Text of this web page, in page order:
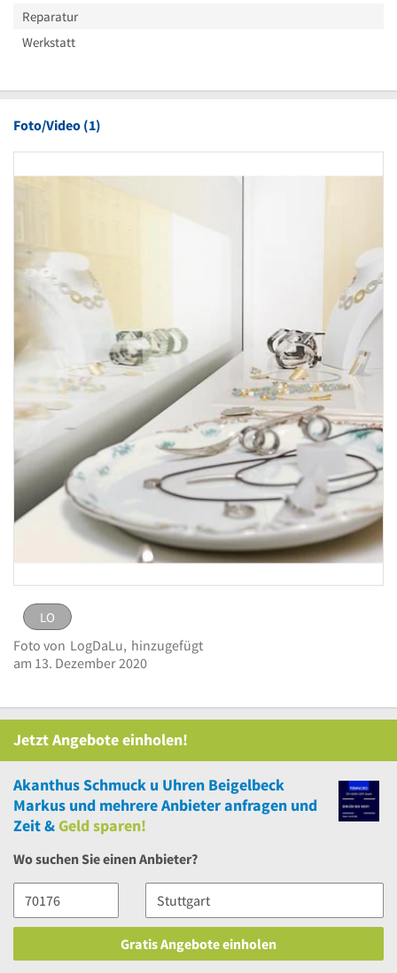
Reparatur
Werkstatt
Foto/Video (1)
Logo Akanthus Schmuck u Uhren Beigelbeck
LO
eingestellt vonLogDaLu am 13. Dezember
LO
Foto von LogDaLu, hinzugefügt
am 13. Dezember 2020
Jetzt Angebote einholen!
Akanthus Schmuck u Uhren Beigelbeck
Markus und mehrereAnbieter anfragen und
Zeit &Geld sparen!
Wo suchen Sie einen Anbieter?
Gratis Angebote einholen